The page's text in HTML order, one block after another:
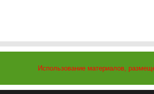
Использование материалов,